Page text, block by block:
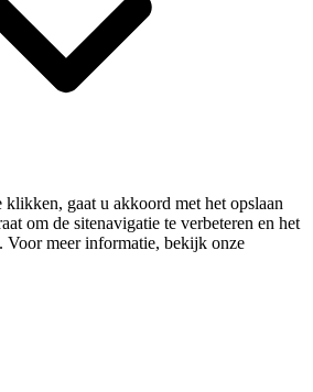
gaat u akkoord met het opslaan
om de sitenavigatie te verbeteren en het
Voor meer informatie, bekijk onze